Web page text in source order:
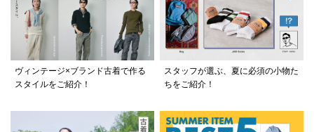
ヴィンテージ×ブランド古着で作る
スタイルをご紹介！
スタッフが選ぶ、夏に必須の小物た
ちをご紹介！